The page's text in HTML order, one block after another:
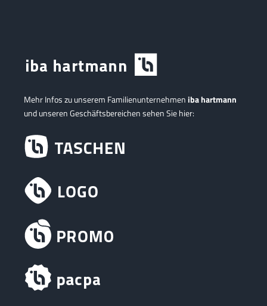
Mehr Infos zu unserem Familienunternehmeniba hartmann
und unseren Geschäftsbereichen sehen Sie hier: